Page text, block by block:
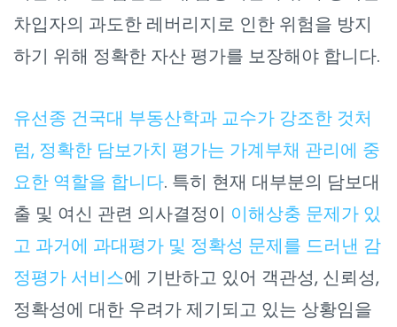
차입자의 과도한 레버리지로 인한 위험을 방지
하기 위해 정확한 자산 평가를 보장해야 합니다.
유선종 건국대 부동산학과 교수가 강조한 것처
럼, 정확한 담보가치 평가는 가계부채 관리에 중
요한 역할을 합니다. 특히 현재 대부분의 담보대
출 및 여신 관련 의사결정이 이해상충 문제가 있
고 과거에 과대평가 및 정확성 문제를 드러낸 감
정평가 서비스에 기반하고 있어 객관성, 신뢰성,
정확성에 대한 우려가 제기되고 있는 상황임을